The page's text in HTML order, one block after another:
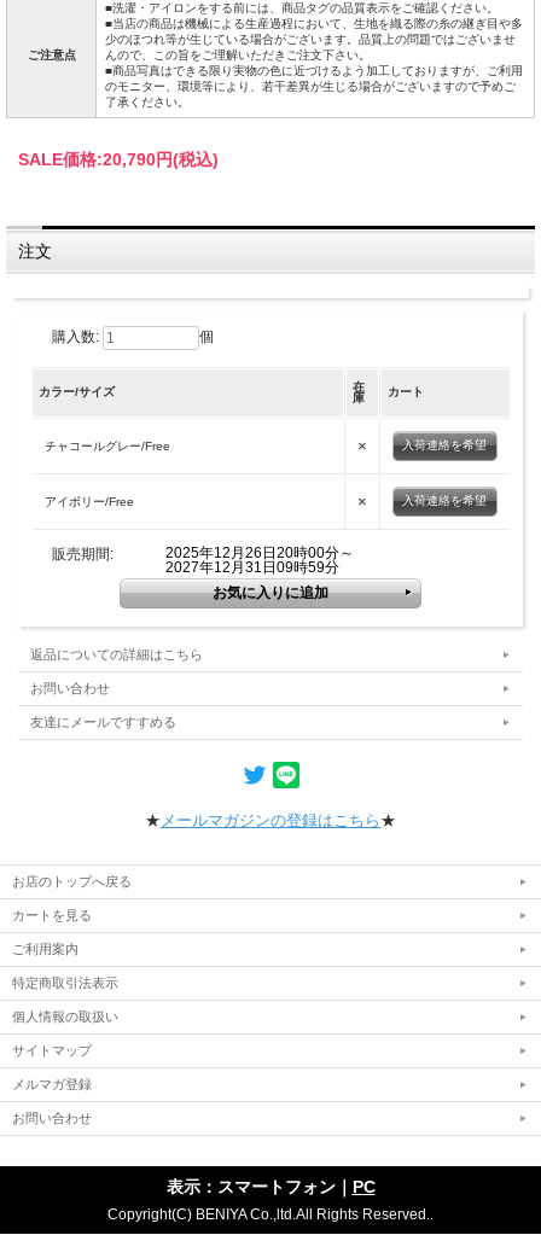
ご注意点
■洗濯・アイロンをする前には、商品タグの品質表示をご確認ください。
■当店の商品は機械による生産過程において、生地を織る際の糸の継ぎ目や多
少のほつれ等が生じている場合がございます。品質上の問題ではございませ
んので、この旨をご理解いただきご注文下さい。
■商品写真はできる限り実物の色に近づけるよう加工しておりますが、ご利用
のモニター、環境等により、若干差異が生じる場合がございますので予めご
了承ください。
SALE価格:20,790円(税込)
注文
購入数: 個
カラー/サイズ
在
庫
カート
チャコールグレー/Free × 入荷連絡を希望
アイボリー/Free × 入荷連絡を希望
販売期間:
2025年12月26日20時00分～
2027年12月31日09時59分
返品についての詳細はこちら
お問い合わせ
友達にメールですすめる
★ メールマガジンの登録はこちら ★
お店のトップへ戻る
カートを見る
ご利用案内
特定商取引法表示
個人情報の取扱い
サイトマップ
メルマガ登録
お問い合わせ
表示：スマートフォン｜ PC
Copyright(C) BENIYA Co.,ltd.All Rights Reserved..